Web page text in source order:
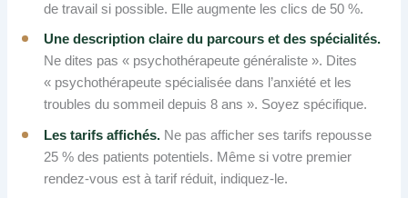
de travail si possible. Elle augmente les clics de 50 %.
Une description claire du parcours et des spécialités.
Ne dites pas « psychothérapeute généraliste ». Dites
« psychothérapeute spécialisée dans l’anxiété et les
troubles du sommeil depuis 8 ans ». Soyez spécifique.
Les tarifs affichés. Ne pas afficher ses tarifs repousse
25 % des patients potentiels. Même si votre premier
rendez-vous est à tarif réduit, indiquez-le.